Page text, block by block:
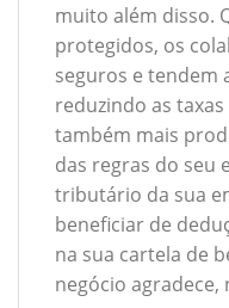
muito além disso.
protegidos, os
seguros e tendem
reduzindo as
também mais
das regras do seu
tributário da sua
beneficiar de
na sua cartela de
negócio agradece,